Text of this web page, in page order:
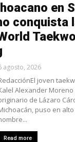
en
conquista
agosto, 2026
joven
Alexander Moreno
de Lázaro
puso en alto
Read more